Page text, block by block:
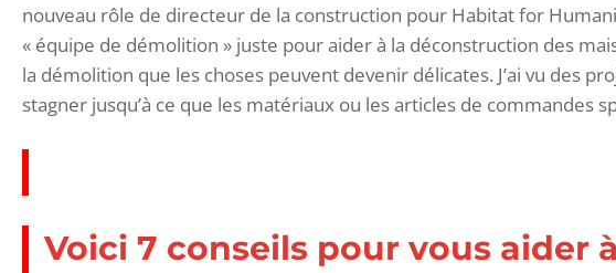
nouveau rôle de directeur de la construction pour Habitat for
« équipe de démolition » juste pour aider à la déconstruction des
la démolition que les choses peuvent devenir délicates. J’ai vu des
stagner jusqu’à ce que les matériaux ou les articles de commandes
Voici 7 conseils pour vous aider